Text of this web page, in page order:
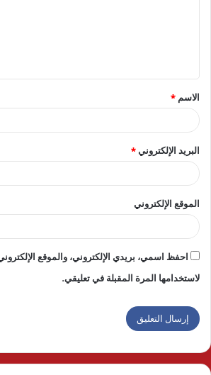
ق
*
الاسم *
البريد الإلكتروني*
الموقع الإلكتروني
احفظ اسمي، بريدي الإلكتروني، والموقع
لاستخدامها المرة المقبلة في تعليقي.